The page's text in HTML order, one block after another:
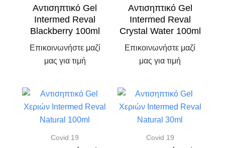
Αντισηπτικό Gel
Intermed Reval
Blackberry 100ml
Επικοινωνήστε μαζί
μας για τιμή
Αντισηπτικό Gel
Intermed Reval
Crystal Water 100ml
Επικοινωνήστε μαζί
μας για τιμή
Covid 19 Covid 19